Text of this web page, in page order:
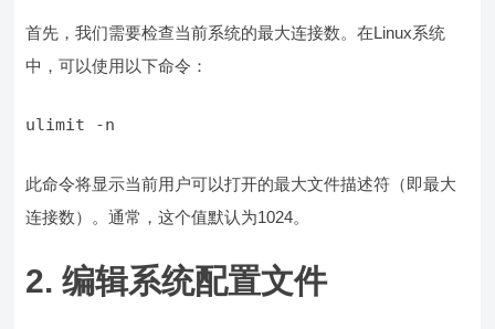
首先，我们需要检查当前系统的最大连接数。在Linux系统
中，可以使用以下命令：
此命令将显示当前用户可以打开的最大文件描述符（即最大
连接数）。通常，这个值默认为1024。
2. 编辑系统配置文件